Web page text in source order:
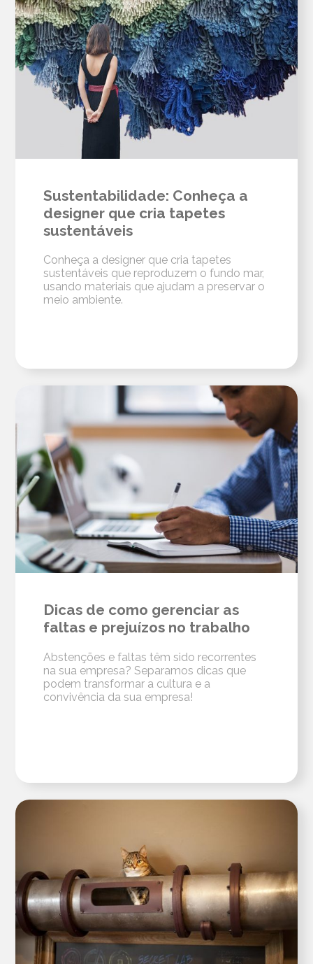
Sustentabilidade: Conheça a
designer que cria tapetes
sustentáveis
Conheça a designer que cria tapetes
sustentáveis que reproduzem o fundo mar,
usando materiais que ajudam a preservar o
meio ambiente.
Dicas de como gerenciar as
faltas e prejuízos no trabalho
Abstenções e faltas têm sido recorrentes
na sua empresa? Separamos dicas que
podem transformar a cultura e a
convivência da sua empresa!